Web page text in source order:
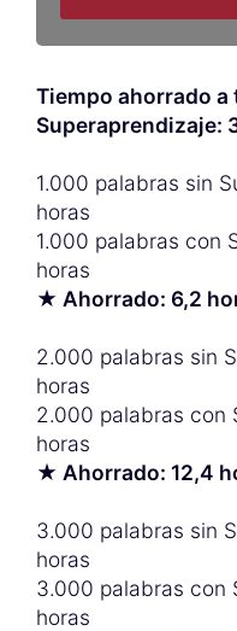
Tiempo ahorrado a
Superaprendizaje:
1.000 palabras sin
horas
1.000 palabras con
horas
★ Ahorrado: 6,2
2.000 palabras sin
horas
2.000 palabras con
horas
★ Ahorrado: 12,4
3.000 palabras sin
horas
3.000 palabras con
horas